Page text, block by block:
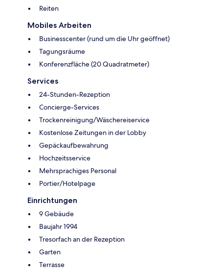
Reiten
Mobiles Arbeiten
Businesscenter (rund um die Uhr geöffnet)
Tagungsräume
Konferenzfläche (20 Quadratmeter)
Services
24-Stunden-Rezeption
Concierge-Services
Trockenreinigung/Wäschereiservice
Kostenlose Zeitungen in der Lobby
Gepäckaufbewahrung
Hochzeitsservice
Mehrsprachiges Personal
Portier/Hotelpage
Einrichtungen
9 Gebäude
Baujahr 1994
Tresorfach an der Rezeption
Garten
Terrasse